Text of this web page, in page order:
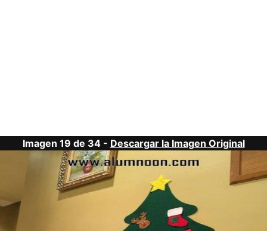
Imagen 19 de 34 - Descargar la Imagen Original